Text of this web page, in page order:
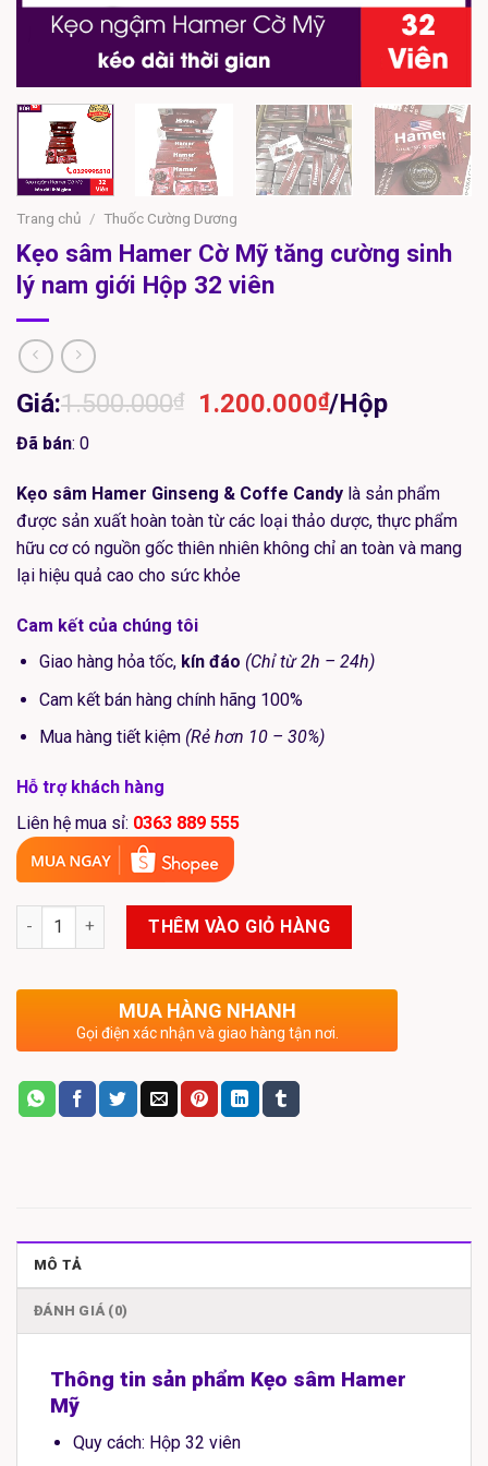
Trang chủ / Thuốc Cường Dương
Kẹo sâm Hamer Cờ Mỹ tăng cường sinh
lý nam giới Hộp 32 viên
Giá:1.500.000₫
Giá
1.500.000₫.
1.200.000₫Giá
là:
1.200.000₫.
/Hộp
Đã bán: 0
Kẹo sâm Hamer Ginseng & Coffe Candy là sản phẩm
được sản xuất hoàn toàn từ các loại thảo dược, thực phẩm
hữu cơ có nguồn gốc thiên nhiên không chỉ an toàn và mang
lại hiệu quả cao cho sức khỏe
Cam kết của chúng tôi
Giao hàng hỏa tốc, kín đáo (Chỉ từ 2h – 24h)
Cam kết bán hàng chính hãng 100%
Mua hàng tiết kiệm (Rẻ hơn 10 – 30%)
Hỗ trợ khách hàng
Liên hệ mua sỉ: 0363 889 555
Kẹo sâm Hamer Cờ Mỹ tăng cường sinh lý nam giới Hộp 32
THÊM VÀO GIỎ HÀNG
MUA HÀNG NHANH
Gọi điện xác nhận và giao hàng tận nơi.
MÔ TẢ
ĐÁNH GIÁ (0)
Thông tin sản phẩm Kẹo sâm Hamer
Mỹ
Quy cách: Hộp 32 viên